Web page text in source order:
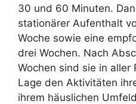
30 und 60 Minuten.
stationärer Aufenthalt
Woche sowie eine
drei Wochen. Nach
Wochen sind sie in aller
Lage den Aktivitäten
ihrem häuslichen